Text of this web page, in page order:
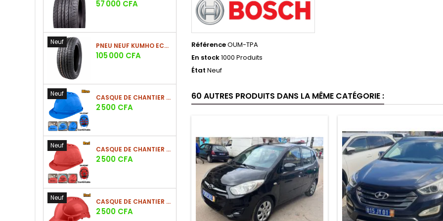
Prix
57 000 CFA
Neuf PNEU NEUF KUMHO ECSTA HS52 225/60 R17 99V
Prix
105 000 CFA
Neuf CASQUE DE CHANTIER BLEU EN PE 380G
Prix
2 500 CFA
Neuf CASQUE DE CHANTIER ROUGE EN PE 380G
Prix
2 500 CFA
Neuf CASQUE DE CHANTIER ROUGE EN PE 330G - NOUVEAU MODÈLE
Prix
2 500 CFA
RéférenceOUM-TPA
En stock1000 Produits
État Neuf
60 AUTRES PRODUITS DANS LA MÊME CATÉGORIE :